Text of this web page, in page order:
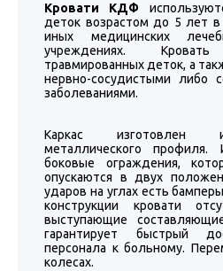
Кровати КДФ
деток возрастом до 5 лет в
иных медицинских
учреждениях.
травмированных деток, а
нервно-сосудистыми либо
заболеваниями.
Каркас изготовлен
металлического
боковые ограждения,
опускаются в двух
ударов на углах есть
конструкции кровати
выступающие
гарантирует быстрый
персонала к больному.
колесах.